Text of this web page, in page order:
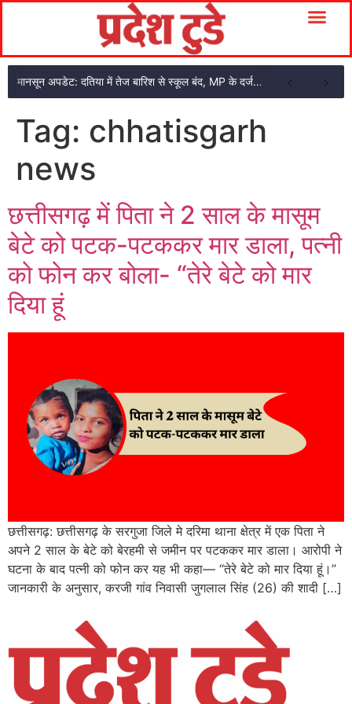
मानसून अपडेट: दतिया में तेज बारिश से स्कूल बंद, MP के दर्जनों जिलों में सूखे की चिंता
Tag: chhatisgarh
news
छत्तीसगढ़ में पिता ने 2 साल के मासूम
बेटे को पटक-पटककर मार डाला, पत्नी
को फोन कर बोला- “तेरे बेटे को मार
दिया हूं
छत्तीसगढ़: छत्तीसगढ़ के सरगुजा जिले मे दरिमा थाना क्षेत्र में एक पिता ने
अपने 2 साल के बेटे को बेरहमी से जमीन पर पटककर मार डाला। आरोपी ने
घटना के बाद पत्नी को फोन कर यह भी कहा— “तेरे बेटे को मार दिया हूं।”
जानकारी के अनुसार, करजी गांव निवासी जुगलाल सिंह (26) की शादी […]